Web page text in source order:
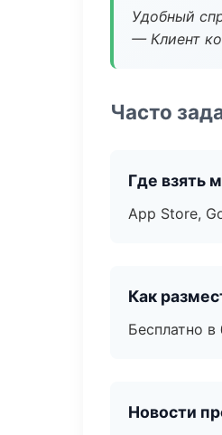
Удобный
— Клиент
Часто
Где взять
App Store,
Как
Бесплатно
Новости